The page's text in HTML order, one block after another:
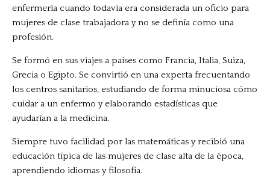
enfermería cuando todavía era considerada un oficio para
mujeres de clase trabajadora y no se definía como una
profesión.
Se formó en sus viajes a países como Francia, Italia, Suiza,
Grecia o Egipto. Se convirtió en una experta frecuentando
los centros sanitarios, estudiando de forma minuciosa cómo
cuidar a un enfermo y elaborando estadísticas que
ayudarían a la medicina.
Siempre tuvo facilidad por las matemáticas y recibió una
educación típica de las mujeres de clase alta de la época,
aprendiendo idiomas y filosofía.